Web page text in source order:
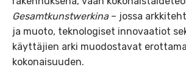
Gesamtkunstwerkina– jossa
ja muoto, teknologiset innovaatiot
käyttäjien arki muodostavat
kokonaisuuden.